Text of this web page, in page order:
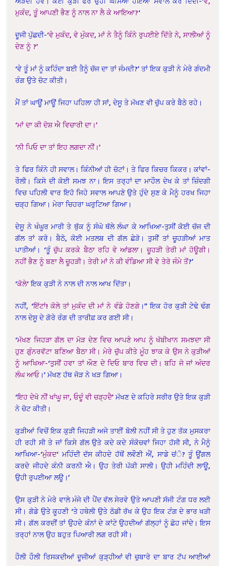
ਮੁਕੰਦ, ਤੂੰ ਆਪਣੀ ਭੈਣ ਨੂੰ ਨਾਲ ਨਾ ਲੈ ਕੇ ਆਇਆ?‘
ਦੂਜੀ ਪੁੱਛਦੀ-‘ਵੇ ਮੁਕੰਦ, ਵੇ ਮੁੰਕਦ, ਮਾਂ ਨੇ ਤੈਨੂੰ ਕਿੰਨੇ ਰੁਪਈਏ ਦਿੱਤੇ ਨੇ, ਸਾਲੀਆਂ ਨੂੰ
ਦੇਣ ਨੂੰ ?’
‘ਵੇ ਤੂੰ ਮਾਂ ਨੂੰ ਕਹਿੰਦਾ ਬਈ ਤੈਨੂੰ ਚੱਜ ਦਾ ਤਾਂ ਜੰਮਦੀ?’ ਤਾਂ ਇਕ ਕੁੜੀ ਨੇ ਮੇਰੇ ਗੰਦਮੀ
ਰੰਗ ਉਤੇ ਚੋਟ ਕੀਤੀ।
ਮੈਂ ਤਾਂ ਘਾਊਂ ਮਾਊਂ ਜਿਹਾ ਪਹਿਲਾ ਹੀ ਸਾਂ, ਦੇਸੂ ਤੇ ਮੱਖਣ ਵੀ ਚੁੱਪ ਕਰੇ ਬੈਠੇ ਰਹੇ।
‘ਮਾਂ ਦਾ ਕੀ ਦੋਸ਼ ਐ ਵਿਚਾਰੀ ਦਾ।’
‘ਨੀ ਪਿਓ ਦਾ ਤਾਂ ਇਹ ਲਗਦਾ ਨੀਂ।’
ਤੇ ਫਿਰ ਕਿੰਨੇ ਹੀ ਸਵਾਲ। ਕਿੰਨੀਆਂ ਹੀ ਚੋਟਾਂ। ਤੇ ਫਿਰ ਕਿਚਰ ਕਿਕਰ। ਕਾਂਵਾਂ-
ਰੌਲੀ। ਕਿਸੇ ਦੀ ਕੋਈ ਸਮਝ ਨਾ। ਇਸ ਤਰ੍ਹਾਂ ਦਾ ਮਾਹੌਲ ਦੇਖ ਕੇ ਤਾਂ ਜ਼ਿੰਦਗੀ
ਵਿਚ ਪਹਿਲੀ ਵਾਰ ਇਹੋ ਜਿਹੇ ਸਵਾਲ ਆਪਣੇ ਉਤੇ ਹੁੰਦੇ ਸੁਣ ਕੇ ਮੈਨੂੰ ਹਰਖ ਜਿਹਾ
ਚੜ੍ਹ ਗਿਆ। ਮੇਰਾ ਚਿਹਰਾ ਘਰੁਟਿਆ ਗਿਆ।
ਦੇਸੂ ਨੇ ਖੰਘੂਰ ਮਾਰੀ ਤੇ ਥੁੱਕ ਨੂੰ ਸੰਘੋ ਥੱਲੇ ਲੰਘਾ ਕੇ ਆਖਿਆ-ਤੁਸੀਂ ਕੋਈ ਚੱਜ ਦੀ
ਗੱਲ ਤਾਂ ਕਰੋ। ਬੈਠੋ, ਕੋਈ ਮਤਲਬ ਦੀ ਗੱਲ ਛੇੜੋ। ਤੁਸੀਂ ਤਾਂ ਚੂਹੜੀਆਂ ਮਾਤ
ਪਾਤੀਆਂ। ‘ਤੂੰਚੁੱਪ ਕਰਕੇ ਬੈਠਾ ਰਹਿ ਵੇ ਆਂਡਲਾ। ਚੂਹੜੀ ਤੇਰੀ ਮਾਂ ਹੋਊਗੀ।
ਨਹੀਂ ਭੈਣ ਨੂੰ ਬਣਾ ਲੈ ਚੂਹੜੀ। ਤੇਰੀ ਮਾਂ ਨੇ ਕੀ ਵੰਡਿਆ ਸੀ ਵੇ ਤੇਰੇ ਜੰਮੇ ਤੋਂ?’
‘ਕੋਲੇ‘ ਇਕ ਕੁੜੀ ਨੇ ਨਾਲ ਦੀ ਨਾਲ ਆਖ ਦਿੱਤਾ।
ਨਹੀਂ, ‘ਇੱਟਾਂ! ਕੋਲੇ ਤਾਂ ਮੁਕੰਦ ਦੀ ਮਾਂ ਨੇ ਵੰਡੇ ਹੋਣਗੇ।” ਇਕ ਹੋਰ ਕੁੜੀ ਟੇਢੇ ਢੰਗ
ਨਾਲ ਦੇਸੂ ਦੇ ਗੋਰੇ ਰੰਗ ਦੀ ਤਾਰੀਫ਼ ਕਰ ਗਈ ਸੀ।
‘ਮੱਖਣ ਜਿਹੜਾ ਗੱਲ ਦਾ ਮੋੜ ਦੇਣ ਵਿਚ ਆਪਣੇ ਆਪ ਨੂੰ ਖੱਬੀਖਾਨ ਸਮਝਦਾ ਸੀ
ਹੁਣ ਗੁੰਨਰਵੱਟਾ ਬਣਿਆ ਬੈਠਾ ਸੀ। ਮੇਰੇ ਚੁੱਪ ਕੀਤੇ ਮੂੰਹ ਝਾਕ ਕੇ ਉਸ ਨੇ ਕੁੜੀਆਂ
ਨੂੰ ਆਖਿਆ-‘ਤੁਸੀਂ ਹਵਾ ਤਾਂ ਔਣ ਦੇ ਦਿਓ ਬਾਰ ਵਿਚ ਦੀ। ਬਹਿ ਜੋ ਜਾਂ ਅੰਦਰ
ਲੰਘ ਆਓ।’ ਮੱਖਣ ਹੱਥ ਜੋੜ ਨੇ ਖੜ ਗਿਆ।
‘ਇਹ ਦੇਖੋ ਨੀਂ ਖਾਂਘੂ ਜਾ, ਓਦੂੰ ਵੀ ਚੜ੍ਹਦੈ’ ਮੱਖਣ ਦੇ ਕਹਿਰੇ ਸਰੀਰ ਉਤੇ ਇਕ ਕੁੜੀ
ਨੇ ਚੋਟ ਕੀਤੀ।
ਕੁੜੀਆਂ ਵਿਚੋਂ ਇਕ ਕੁੜੀ ਜਿਹੜੀ ਅਜੇ ਤਾਈਂ ਬੋਲੀ ਨਹੀਂ ਸੀ ਤੇ ਹੁਣ ਤੱਕ ਮੁਸਕਰਾ
ਹੀ ਰਹੀ ਸੀ ਤੇ ਜਾਂ ਕਿਸੇ ਗੱਲ ਉਤੇ ਕਦੇ ਕਦੇ ਸੰਕੋਚਵਾਂ ਜਿਹਾ ਹੱਸੀ ਸੀ, ਨੇ ਮੈਨੂੰ
ਆਖਿਆ-‘ਮੁੰਕਦ‘ ਮਹਿੰਦੀ ਦੱਸ ਕੀਹਦੇ ਹੱਥੋਂ ਲਵੌਣੀ ਐਂ, ਸਾਡੇ ਚਂੋ? ਤੂੰ ਊਂਗਲ
ਕਰਦੇ ਜੀਹਦੇ ਕੰਨੀ ਕਰਨੀ ਐ। ਉਹ ਤੇਰੀ ਪੱਕੀ ਸਾਲੀ। ਉਹੀ ਮਹਿੰਦੀ ਲਾਊ,
ਉਹੀ ਰੁਪਈਆ ਲਊ।’
ਉਸ ਕੁੜੀ ਨੇ ਮੇਰੇ ਵਾਲੇ ਮੰਜੇ ਦੀ ਪੈਂਦ ਵੱਲ ਸੇਰਵੇ ਉਤੇ ਆਪਣੀ ਸੱਜੀ ਟੰਗ ਧਰ ਲਈ
ਸੀ। ਗੋਡੇ ਉਤੇ ਕੂਹਣੀ ‘ਤੇ ਹਥੇਲੀ ਉਤੇ ਠੋਡੀ ਰੱਖ ਕੇ ਉਹ ਇਕ ਟੰਗ ਦੇ ਭਾਰ ਖੜੀ
ਸੀ। ਗੱਲ ਕਰਦੀਂ ਤਾਂ ਉਹਦੇ ਕੰਨਾਂ ਦੇ ਕਾਂਟੇ ਉਹਦੀਆਂ ਗੱਲ੍ਹਾਂ ਨੂੰ ਛੋਹ ਜਾਂਦੇ। ਇਸ
ਤਰ੍ਹਾਂ ਨਾਲ ਉਹ ਬਹੁਤ ਪਿਆਰੀ ਲਗ ਰਹੀ ਸੀ।
ਹੌਲੀ ਹੌਲੀ ਰਿਸਕਦੀਆਂ ਦੂਜੀਆਂ ਕੁੜ੍ਹੀਆਂ ਵੀ ਚੁਬਾਰੇ ਦਾ ਬਾਰ ਟੱਪ ਆਈਆਂ